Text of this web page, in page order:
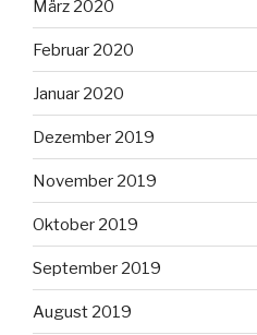
März 2020
Februar 2020
Januar 2020
Dezember 2019
November 2019
Oktober 2019
September 2019
August 2019